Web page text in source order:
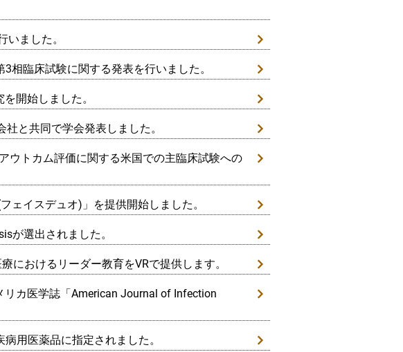
ました。
相臨床試験に関する発表を行いました。
開始しました。
と共同で学会発表しました。
ウトカム評価に関する米国での主臨床試験への
ェイスデュオ)」を提供開始しました。
が選出されました。
におけるリーダー教育をVRで提供します。
カ医学誌「American Journal of Infection
用医薬品に指定されました。